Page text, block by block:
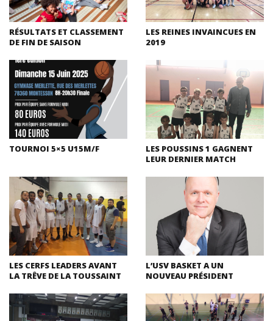
RÉSULTATS ET CLASSEMENT
DE FIN DE SAISON
LES REINES INVAINCUES EN
2019
TOURNOI 5×5 U15M/F
LES POUSSINS 1 GAGNENT
LEUR DERNIER MATCH
LES CERFS LEADERS AVANT
LA TRÊVE DE LA TOUSSAINT
L’USV BASKET A UN
NOUVEAU PRÉSIDENT